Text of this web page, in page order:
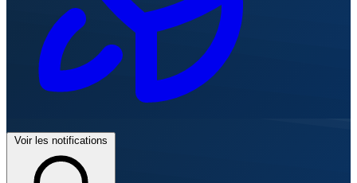
Voir les notifications